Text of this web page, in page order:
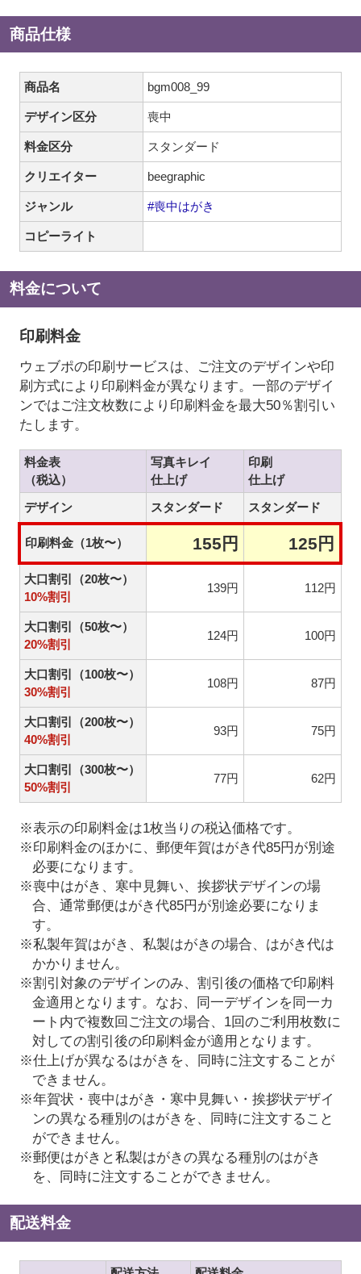
商品仕様
商品名 bgm008_99
デザイン区分 喪中
料金区分 スタンダード
クリエイター beegraphic
ジャンル #喪中はがき
コピーライト
料金について
印刷料金
ウェブポの印刷サービスは、ご注文のデザインや印
刷方式により印刷料金が異なります。一部のデザイ
ンではご注文枚数により印刷料金を最大50％割引い
たします。
料金表
（税込）
写真キレイ
仕上げ
印刷
仕上げ
デザイン
スタンダード スタンダード
印刷料金（1枚〜） 155円 125円
大口割引（20枚〜）
10%割引
139円 112円
大口割引（50枚〜）
20%割引
124円 100円
大口割引（100枚〜）
30%割引
108円 87円
大口割引（200枚〜）
40%割引
93円 75円
大口割引（300枚〜）
50%割引
77円 62円
※表示の印刷料金は1枚当りの税込価格です。
※印刷料金のほかに、郵便年賀はがき代85円が別途
必要になります。
※喪中はがき、寒中見舞い、挨拶状デザインの場
合、通常郵便はがき代85円が別途必要になりま
す。
※私製年賀はがき、私製はがきの場合、はがき代は
かかりません。
※割引対象のデザインのみ、割引後の価格で印刷料
金適用となります。なお、同一デザインを同一カ
ート内で複数回ご注文の場合、1回のご利用枚数に
対しての割引後の印刷料金が適用となります。
※仕上げが異なるはがきを、同時に注文することが
できません。
※年賀状・喪中はがき・寒中見舞い・挨拶状デザイ
ンの異なる種別のはがきを、同時に注文すること
ができません。
※郵便はがきと私製はがきの異なる種別のはがき
を、同時に注文することができません。
配送料金